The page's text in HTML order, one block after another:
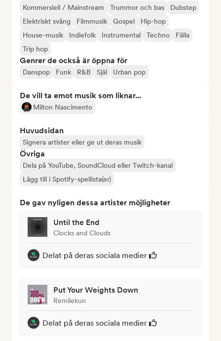
Kommersiell / Mainstream
Trummor och bas
Dubstep
Elektriskt sväng
Filmmusik Gospel
Hip-hop
House-musik
Indiefolk Instrumental Techno
Fälla
Trip hop
Genrer de också är öppna för
Danspop Funk R&B Själ Urban pop
De vill ta emot musik som liknar...
Milton Nascimento
Huvudsidan
Signera artister eller ge ut deras musik
Övriga
Dela på YouTube, SoundCloud eller Twitch-kanal
Lägg till i Spotify-spellista(er)
De gav nyligen dessa artister möjligheter
Until the End
Clocks and Clouds
Delat på deras sociala medier
Put Your Weights Down
Remilekun
Delat på deras sociala medier